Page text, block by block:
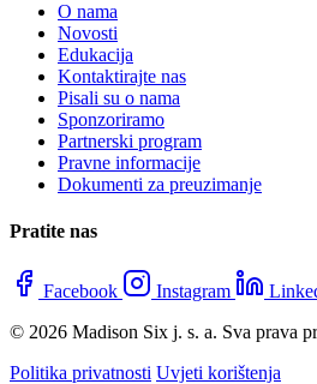
O nama
Novosti
Edukacija
Kontaktirajte nas
Pisali su o nama
Sponzoriramo
Partnerski program
Pravne informacije
Dokumenti za preuzimanje
Pratite nas
Facebook Instagram
© 2026 Madison Six j. s. a. Sva prava
Politika privatnosti Uvjeti korištenja